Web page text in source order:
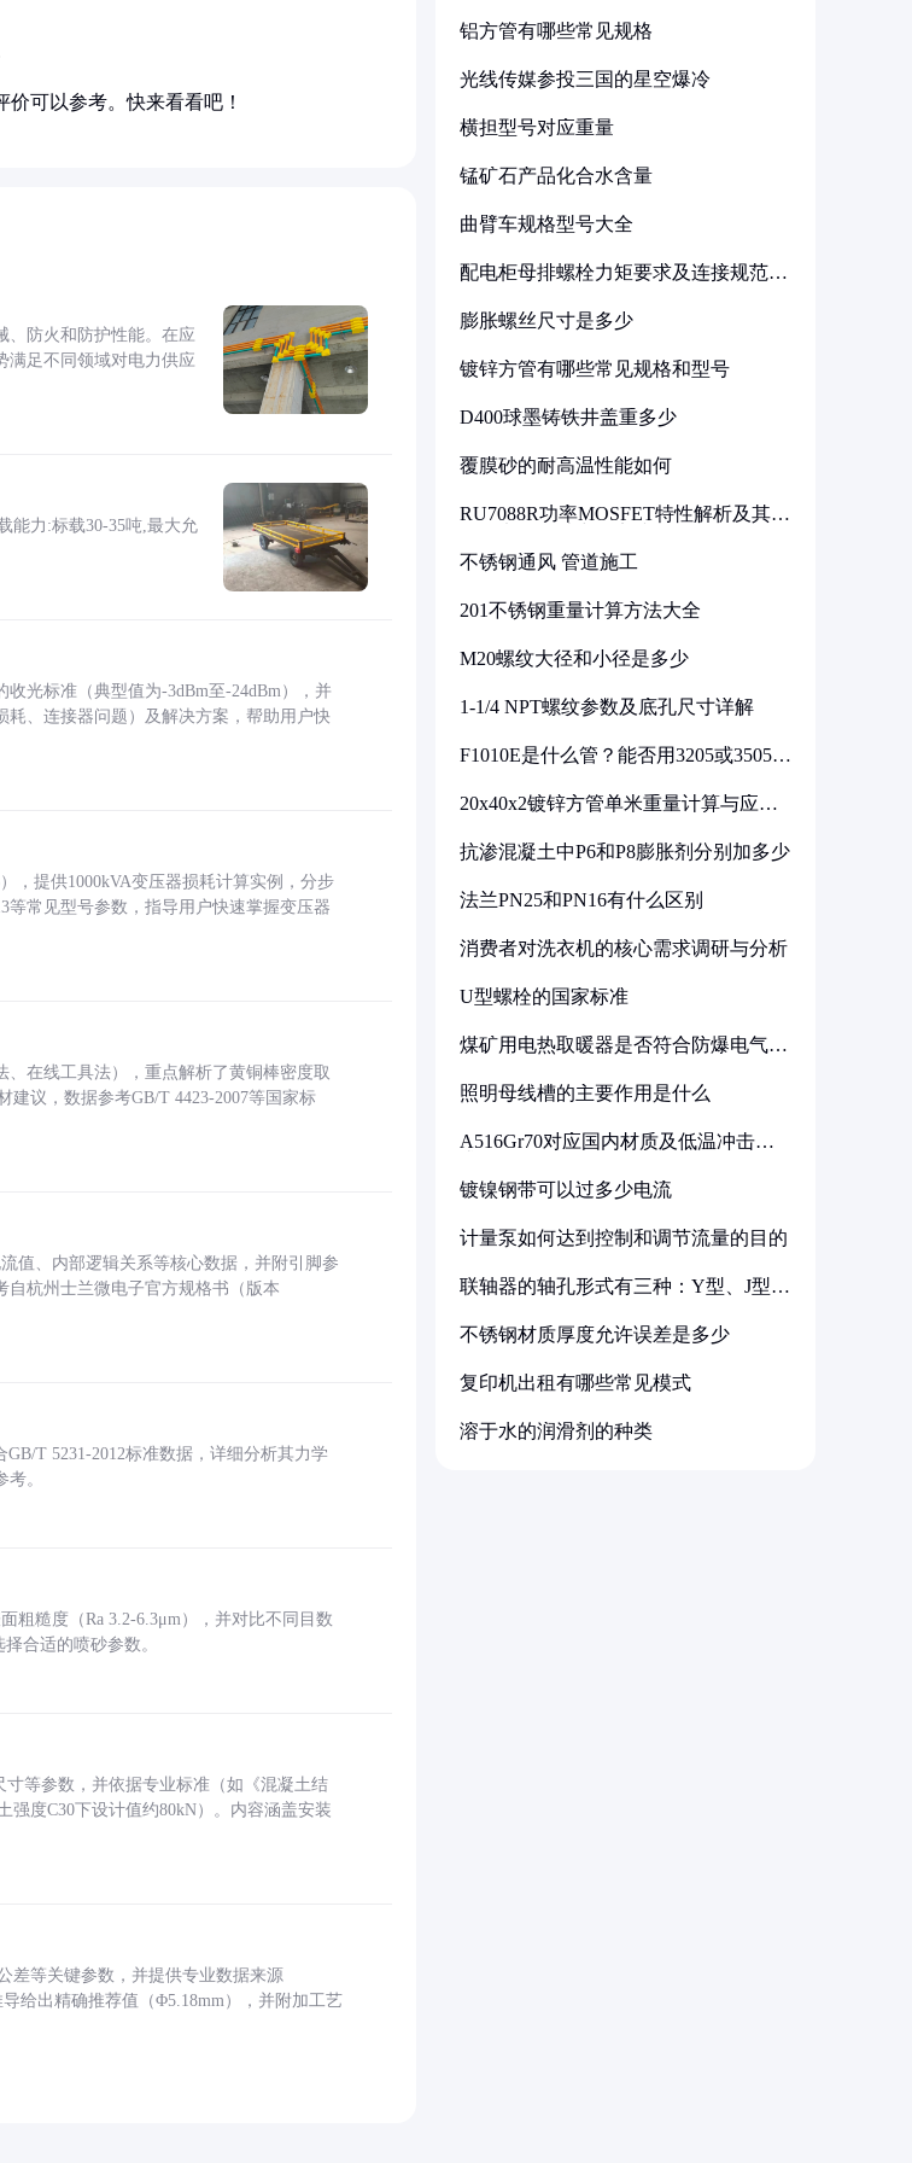
可以参考。快来看看吧！
、防火和防护性能。在应
满足不同领域对电力供应
能力:标载30-35吨,最大允
光标准（典型值为-3dBm至-24dBm），并
、连接器问题）及解决方案，帮助用户快
，提供1000kVA变压器损耗计算实例，分步
等常见型号参数，指导用户快速掌握变压器
在线工具法），重点解析了黄铜棒密度取
建议，数据参考GB/T 4423-2007等国家标
值、内部逻辑关系等核心数据，并附引脚参
杭州士兰微电子官方规格书（版本
T 5231-2012标准数据，详细分析其力学
。
粗糙度（Ra 3.2-6.3μm），并对比不同目数
合适的喷砂参数。
等参数，并依据专业标准（如《混凝土结
强度C30下设计值约80kN）。内容涵盖安装
差等关键参数，并提供专业数据来源
给出精确推荐值（Φ5.18mm），并附加工艺
铝方管有哪些常见规格
光线传媒参投三国的星空爆冷
横担型号对应重量
锰矿石产品化合水含量
曲臂车规格型号大全
配电柜母排螺栓力矩要求及连接规范详
膨胀螺丝尺寸是多少
镀锌方管有哪些常见规格和型号
D400球墨铸铁井盖重多少
覆膜砂的耐高温性能如何
RU7088R功率MOSFET特性解析及其在
不锈钢通风 管道施工
201不锈钢重量计算方法大全
M20螺纹大径和小径是多少
1-1/4 NPT螺纹参数及底孔尺寸详解
F1010E是什么管？能否用3205或3505代
20x40x2镀锌方管单米重量计算与应用
抗渗混凝土中P6和P8膨胀剂分别加多少
法兰PN25和PN16有什么区别
消费者对洗衣机的核心需求调研与分析
U型螺栓的国家标准
煤矿用电热取暖器是否符合防爆电气设
照明母线槽的主要作用是什么
A516Gr70对应国内材质及低温冲击要
镀镍钢带可以过多少电流
计量泵如何达到控制和调节流量的目的
联轴器的轴孔形式有三种：Y型、J型、
不锈钢材质厚度允许误差是多少
复印机出租有哪些常见模式
溶于水的润滑剂的种类